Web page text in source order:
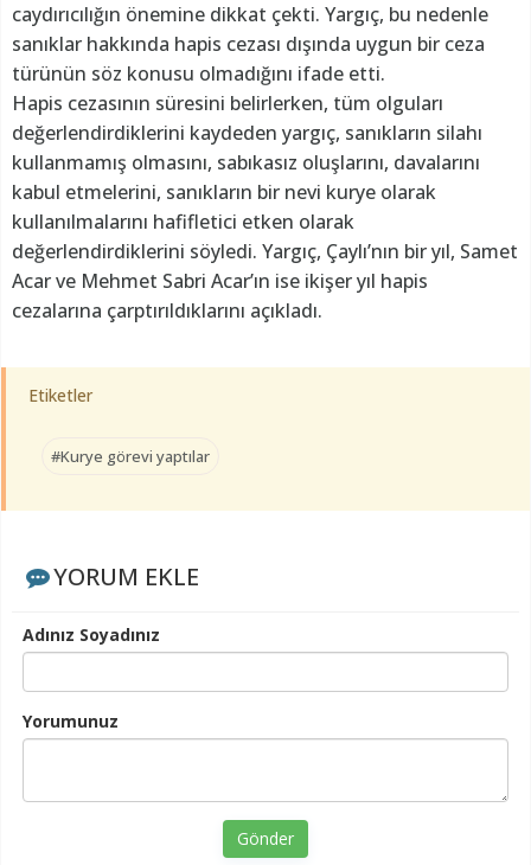
caydırıcılığın önemine dikkat çekti. Yargıç, bu nedenle
sanıklar hakkında hapis cezası dışında uygun bir ceza
türünün söz konusu olmadığını ifade etti.
Hapis cezasının süresini belirlerken, tüm olguları
değerlendirdiklerini kaydeden yargıç, sanıkların silahı
kullanmamış olmasını, sabıkasız oluşlarını, davalarını
kabul etmelerini, sanıkların bir nevi kurye olarak
kullanılmalarını hafifletici etken olarak
değerlendirdiklerini söyledi. Yargıç, Çaylı’nın bir yıl, Samet
Acar ve Mehmet Sabri Acar’ın ise ikişer yıl hapis
cezalarına çarptırıldıklarını açıkladı.
Etiketler
#Kurye görevi yaptılar
YORUM EKLE
Adınız Soyadınız
Yorumunuz
Gönder